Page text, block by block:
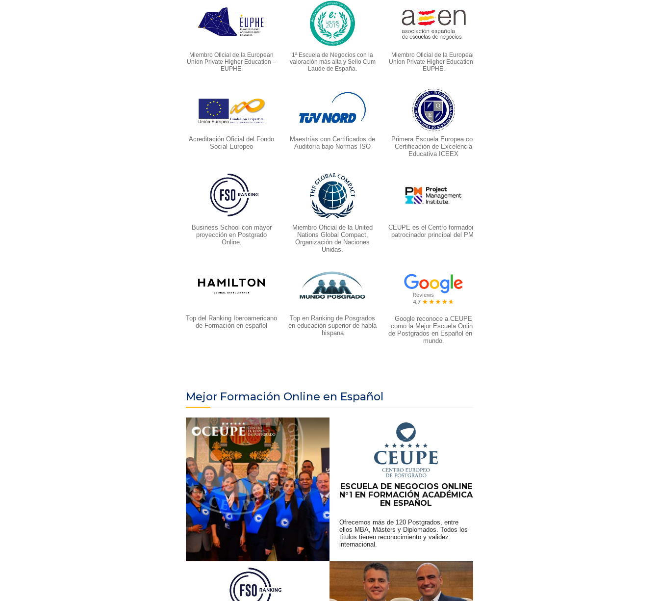
Miembro Oficial de la European
Union Private Higher Education –
EUPHE.
1ª Escuela de Negocios con la
valoración más alta y Sello Cum
Laude de España.
Miembro Oficial de la European
Union Private Higher Education –
EUPHE.
Acreditación Oficial del Fondo
Social Europeo
Maestrías con Certificados de
Auditoría bajo Normas ISO
Primera Escuela Europea con
Certificación de Excelencia
Educativa ICEEX
Business School con mayor
proyección en Postgrado
Online.
Miembro Oficial de la United
Nations Global Compact,
Organización de Naciones
Unidas.
CEUPE es el Centro formador y
patrocinador principal del PMI
Top del Ranking Iberoamericano
de Formación en español
Top en Ranking de Posgrados
en educación superior de habla
hispana
Google reconoce a CEUPE
como la Mejor Escuela Online
de Postgrados en Español en el
mundo.
Mejor Formación Online en Español
ESCUELA DE NEGOCIOS ONLINE
N°1 EN FORMACIÓN ACADÉMICA
EN ESPAÑOL
Ofrecemos más de 120 Postgrados, entre
ellos MBA, Másters y Diplomados. Todos los
títulos tienen reconocimiento y validez
internacional.